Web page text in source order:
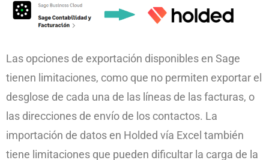
Las opciones de exportación disponibles en Sage
tienen limitaciones, como que no permiten exportar el
desglose de cada una de las líneas de las facturas, o
las direcciones de envío de los contactos. La
importación de datos en Holded vía Excel también
tiene limitaciones que pueden dificultar la carga de la